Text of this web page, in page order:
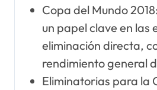
Copa del Mundo
un papel clave en las
eliminación directa,
rendimiento general
Eliminatorias para la